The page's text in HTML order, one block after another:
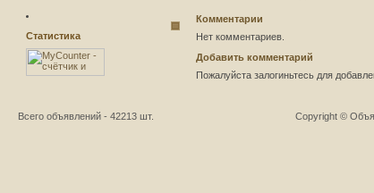
Статистика
Комментарии
Нет комментариев.
Добавить комментарий
Пожалуйста залогиньтесь для
Всего объявлений - 42213 шт. Copyright ©